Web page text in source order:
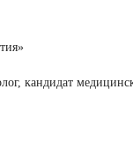
кандидат